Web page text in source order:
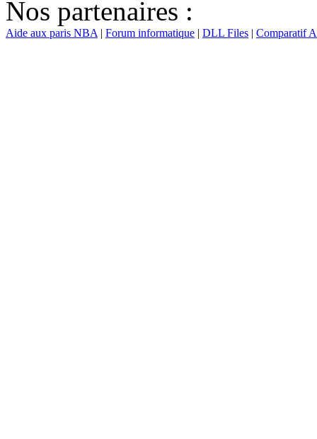
Nos partenaires :
Aide aux paris NBA | Forum informatique | DLL Files | Comparatif